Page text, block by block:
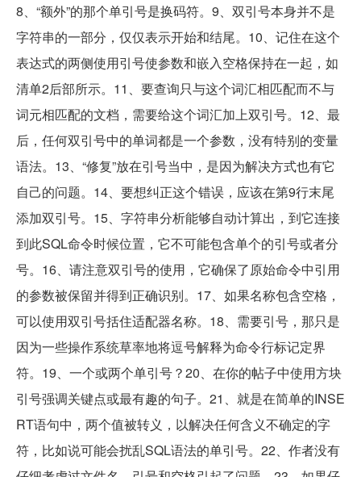
8、“额外”的那个单引号是换码符。9、双引号本身并不是
字符串的一部分，仅仅表示开始和结尾。10、记住在这个
表达式的两侧使用引号使参数和嵌入空格保持在一起，如
清单2后部所示。11、要查询只与这个词汇相匹配而不与
词元相匹配的文档，需要给这个词汇加上双引号。12、最
后，任何双引号中的单词都是一个参数，没有特别的变量
语法。13、“修复”放在引号当中，是因为解决方式也有它
自己的问题。14、要想纠正这个错误，应该在第9行末尾
添加双引号。15、字符串分析能够自动计算出，到它连接
到此SQL命令时候位置，它不可能包含单个的引号或者分
号。16、请注意双引号的使用，它确保了原始命令中引用
的参数被保留并得到正确识别。17、如果名称包含空格，
可以使用双引号括住适配器名称。18、需要引号，那只是
因为一些操作系统草率地将逗号解释为命令行标记定界
符。19、一个或两个单引号？20、在你的帖子中使用方块
引号强调关键点或最有趣的句子。21、就是在简单的INSE
RT语句中，两个值被转义，以解决任何含义不确定的字
符，比如说可能会扰乱SQL语法的单引号。22、作者没有